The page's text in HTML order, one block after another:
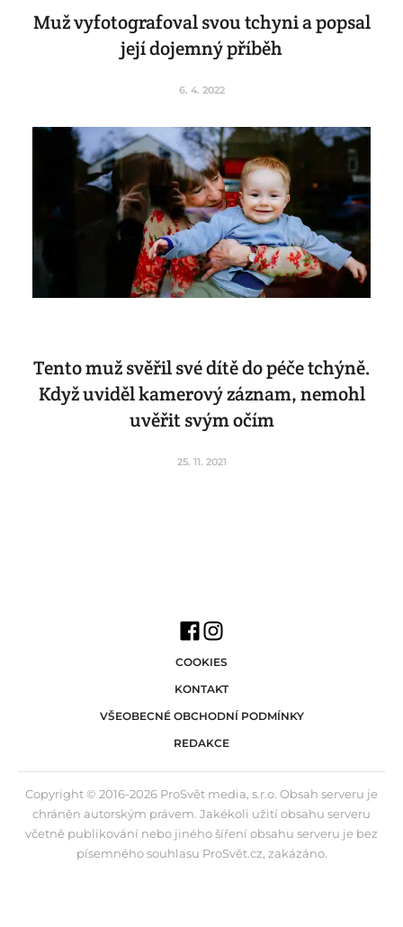
Muž vyfotografoval svou tchyni a popsal
její dojemný příběh
6. 4. 2022
Tento muž svěřil své dítě do péče tchýně.
Když uviděl kamerový záznam, nemohl
uvěřit svým očím
25. 11. 2021
COOKIES
KONTAKT
VŠEOBECNÉ OBCHODNÍ PODMÍNKY
REDAKCE
Copyright © 2016-2026 ProSvět media, s.r.o. Obsah serveru je
chráněn autorským právem. Jakékoli užití obsahu serveru
včetně publikování nebo jiného šíření obsahu serveru je bez
písemného souhlasu ProSvět.cz, zakázáno.